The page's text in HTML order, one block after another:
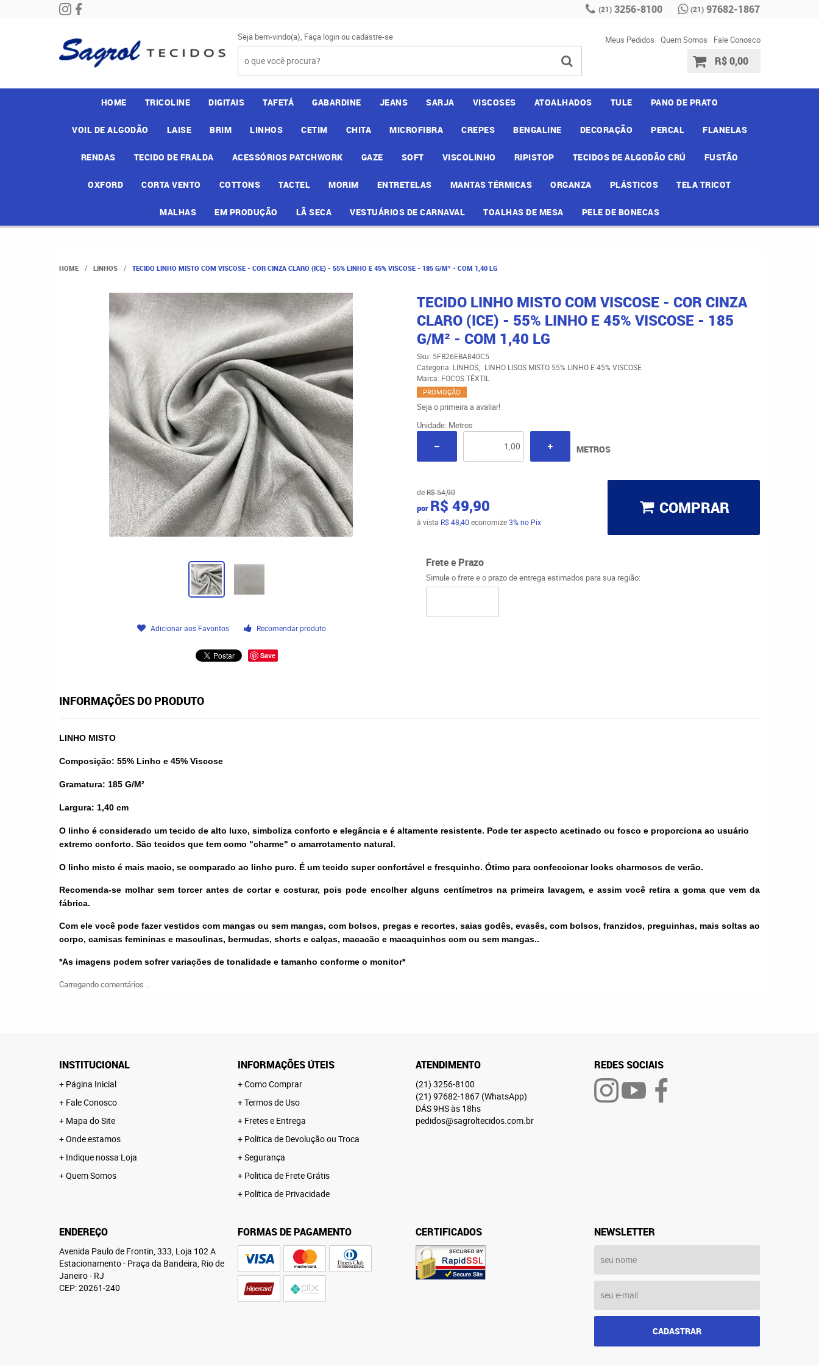
(21) 3256-8100 (21) 97682-1867
Seja bem-vindo(a), Faça loginoucadastre-se Meus Pedidos Quem Somos Fale Conosco
R$ 0,00
HOME TRICOLINE DIGITAIS TAFETÁ GABARDINE JEANS SARJA VISCOSES ATOALHADOS TULE PANO DE PRATO
VOIL DE ALGODÃO LAISE BRIM LINHOS CETIM CHITA MICROFIBRA CREPES BENGALINE DECORAÇÃO PERCAL FLANELAS
RENDAS TECIDO DE FRALDA ACESSÓRIOS PATCHWORK GAZE SOFT VISCOLINHO RIPISTOP TECIDOS DE ALGODÃO CRÚ FUSTÃO
OXFORD CORTA VENTO COTTONS TACTEL MORIM ENTRETELAS MANTAS TÉRMICAS ORGANZA PLÁSTICOS TELA TRICOT
MALHAS EM PRODUÇÃO LÃ SECA VESTUÁRIOS DE CARNAVAL TOALHAS DE MESA PELE DE BONECAS
HOME LINHOS TECIDO LINHO MISTO COM VISCOSE - COR CINZA CLARO (ICE) - 55% LINHO E 45% VISCOSE - 185 G/M² - COM 1,40 LG
Adicionar aos Favoritos Recomendar produto
Save
TECIDO LINHO MISTO COM VISCOSE - COR CINZA
CLARO (ICE) - 55% LINHO E 45% VISCOSE - 185
G/M² - COM 1,40 LG
Sku: 5FB26EBA840C5
Categoria: LINHOS
LINHO LISOS MISTO 55% LINHO E 45% VISCOSE
Marca: FOCOS TÊXTIL
PROMOÇÃO
Seja o primeira a avaliar!
Unidade: Metros
METROS
deR$ 54,90
por R$ 49,90
à vista R$ 48,40 economize3% no Pix
COMPRAR
Frete e Prazo
Simule o frete e o prazo de entrega estimados para sua região:
INFORMAÇÕES DO PRODUTO
LINHO MISTO
Composição: 55% Linho e 45% Viscose
Gramatura: 185 G/M²
Largura: 1,40 cm
O linho é considerado um tecido de alto luxo, simboliza conforto e elegância e é altamente resistente. Pode ter aspecto acetinado ou fosco e proporciona ao usuário
extremo conforto. São tecidos que tem como "charme" o amarrotamento natural.
O linho misto é mais macio, se comparado ao linho puro. É um tecido super confortável e fresquinho. Ótimo para confeccionar looks charmosos de verão.
Recomenda-se molhar sem torcer antes de cortar e costurar, pois pode encolher alguns centímetros na primeira lavagem, e assim você retira a goma que vem da
fábrica.
Com ele você pode fazer vestidos com mangas ou sem mangas, com bolsos, pregas e recortes, saias godês, evasês, com bolsos, franzidos, preguinhas, mais soltas ao
corpo, camisas femininas e masculinas, bermudas, shorts e calças, macacão e macaquinhos com ou sem mangas..
*As imagens podem sofrer variações de tonalidade e tamanho conforme o monitor*
Carregando comentários ...
INSTITUCIONAL
Página Inicial
Fale Conosco
Mapa do Site
Onde estamos
Indique nossa Loja
Quem Somos
INFORMAÇÕES ÚTEIS
Como Comprar
Termos de Uso
Fretes e Entrega
Política de Devolução ou Troca
Segurança
Politica de Frete Grátis
Política de Privacidade
ATENDIMENTO
(21) 3256-8100
(21) 97682-1867 (WhatsApp)
DÁS 9HS às 18hs
pedidos@sagroltecidos.com.br
REDES SOCIAIS
ENDEREÇO
Avenida Paulo de Frontin, 333, Loja 102 A
Estacionamento- Praça da Bandeira, Rio de
Janeiro- RJ
CEP: 20261-240
FORMAS DE PAGAMENTO CERTIFICADOS NEWSLETTER
CADASTRAR